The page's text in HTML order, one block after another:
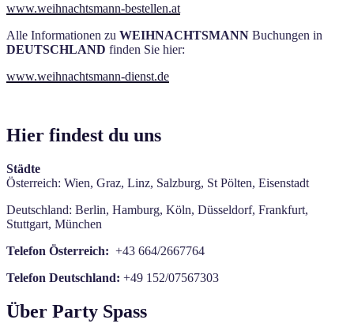
www.weihnachtsmann-bestellen.at
Alle Informationen zu WEIHNACHTSMANN Buchungen in
DEUTSCHLAND finden Sie hier:
www.weihnachtsmann-dienst.de
Hier findest du uns
Städte
Österreich: Wien, Graz, Linz, Salzburg, St Pölten, Eisenstadt
Deutschland: Berlin, Hamburg, Köln, Düsseldorf, Frankfurt,
Stuttgart, München
Telefon Österreich: +43 664/2667764
Telefon Deutschland: +49 152/07567303
Über Party Spass